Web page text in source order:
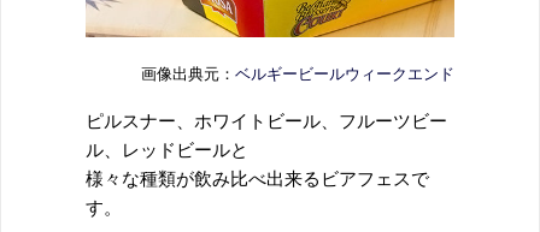
画像出典元： ベルギービールウィークエンド
ピルスナー、ホワイトビール、フルーツビー
ル、レッドビールと
様々な種類が飲み比べ出来るビアフェスで
す。